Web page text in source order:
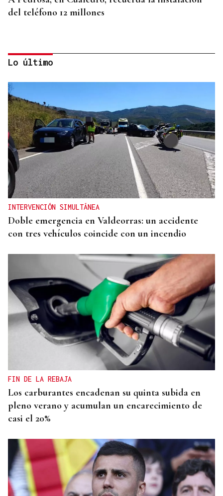
del teléfono 12 millones
OU-1018
Un camión queda atravesado en medio de
carretera en Cualedro
Lo último
INTERVENCIÓN SIMULTÁNEA
Doble emergencia en Valdeorras: un accidente
con tres vehículos coincide con un incendio
FIN DE LA REBAJA
Los carburantes encadenan su quinta subida en
pleno verano y acumulan un encarecimiento de
casi el 20%